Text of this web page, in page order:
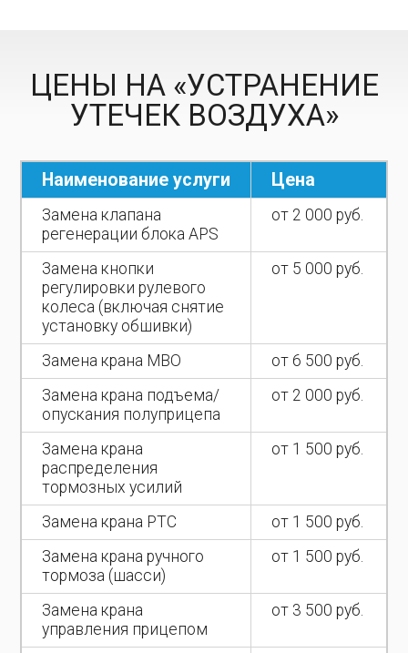
ЦЕНЫ НА «УСТРАНЕНИЕ
УТЕЧЕК ВОЗДУХА»
Наименование услуги Цена
Замена клапана
регенерации блока APS
от 2 000 руб.
Замена кнопки
регулировки рулевого
колеса (включая снятие
установку обшивки)
от 5 000 руб.
Замена крана МВО
от 6 500 руб.
Замена крана подъема/
опускания полуприцепа
от 2 000 руб.
Замена крана
распределения
тормозных усилий
от 1 500 руб.
Замена крана РТС
от 1 500 руб.
Замена крана ручного
тормоза (шасси)
от 1 500 руб.
Замена крана
управления прицепом
от 3 500 руб.